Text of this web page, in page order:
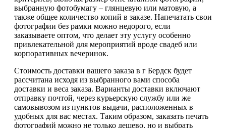
выбранную фотобумагу – глянцевую или матовую, а
также общее количество копий в заказе. Напечатать свои
фотографии без рамки можно недорого, если
заказываете оптом, что делает эту услугу особенно
привлекательной для мероприятий вроде свадеб или
корпоративных вечеринок.
Стоимость доставки вашего заказа в г Бердск будет
рассчитана исходя из выбранного вами способа
доставки и веса заказа. Варианты доставки включают
отправку почтой, через курьерскую службу или же
самовывозом из пунктов выдачи, расположенных в
удобных для вас местах. Таким образом, заказать печать
фотографий можно не только дешево, но и выбрать